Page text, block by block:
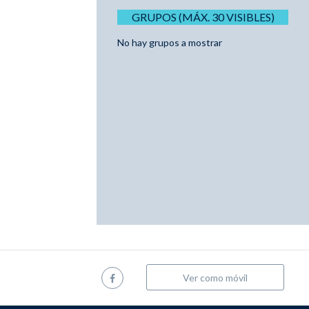
GRUPOS (MÁX. 30 VISIBLES)
No hay grupos a mostrar